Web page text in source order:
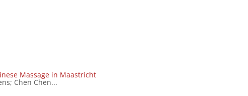
Massage in Maastricht
Chen Chen...